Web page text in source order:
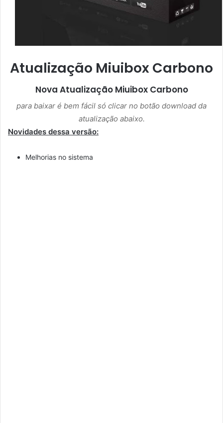
Atualização Miuibox Carbono
Nova Atualização Miuibox Carbono
para baixar é bem fácil só clicar no botão download da
atualização abaixo.
Novidades dessa versão:
Melhorias no sistema